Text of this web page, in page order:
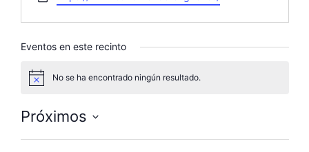
e
c
i
n
b
t
e
Eventos en este recinto
s
No se ha encontrado ningún resultado.
Próximos
S